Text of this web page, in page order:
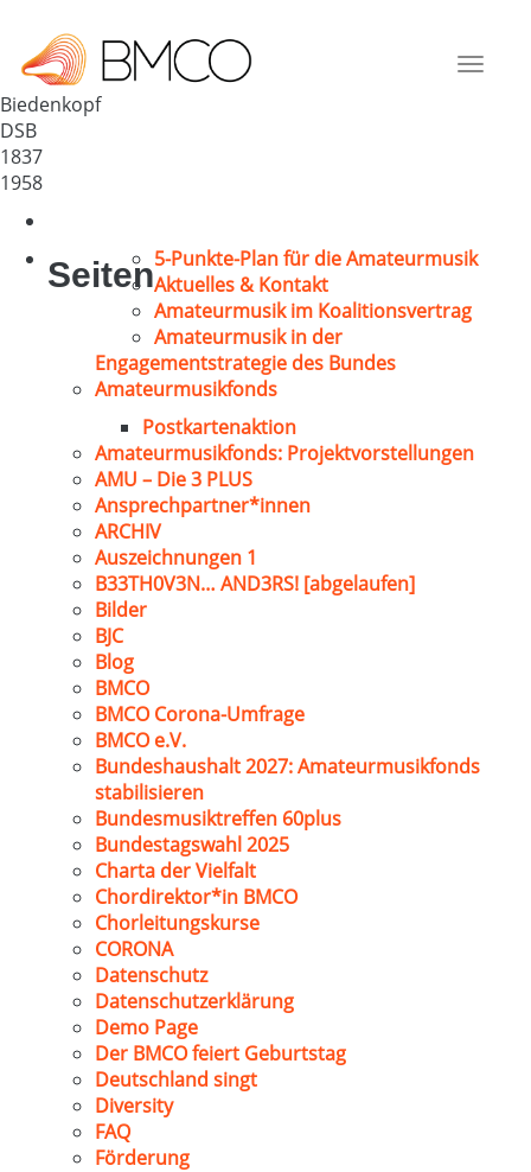
Toggle
Deutschland
35216
Biedenkopf
DSB
1837
1958
Seiten5-Punkte-Plan für die Amateurmusik
Aktuelles & Kontakt
Amateurmusik im Koalitionsvertrag
Amateurmusik in der
Engagementstrategie des Bundes
Amateurmusikfonds
Postkartenaktion
Amateurmusikfonds: Projektvorstellungen
AMU – Die 3 PLUS
Ansprechpartner*innen
ARCHIV
Auszeichnungen 1
B33TH0V3N… AND3RS! [abgelaufen]
Bilder
BJC
Blog
BMCO
BMCO Corona-Umfrage
BMCO e.V.
Bundeshaushalt 2027: Amateurmusikfonds
stabilisieren
Bundesmusiktreffen 60plus
Bundestagswahl 2025
Charta der Vielfalt
Chordirektor*in BMCO
Chorleitungskurse
CORONA
Datenschutz
Datenschutzerklärung
Demo Page
Der BMCO feiert Geburtstag
Deutschland singt
Diversity
FAQ
Förderung